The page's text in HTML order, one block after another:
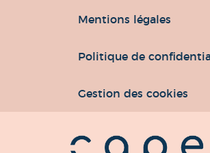
Mentions légales
Politique de
Gestion des cookies